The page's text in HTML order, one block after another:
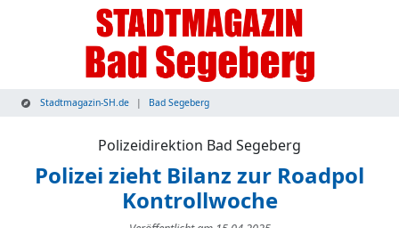
Stadtmagazin-SH.de Bad Segeberg
Polizeidirektion Bad Segeberg
Polizei zieht Bilanz zur Roadpol
Kontrollwoche